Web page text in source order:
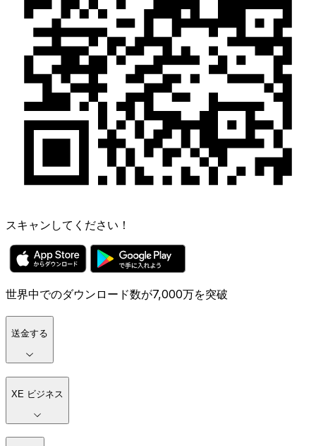
スキャンしてください！
世界中でのダウンロード数が7,000万を突破
送金する
XE ビジネス